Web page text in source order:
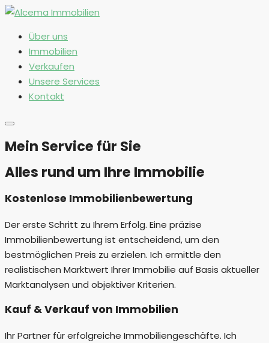
Über uns
Immobilien
Verkaufen
Unsere Services
Kontakt
Mein Service für Sie
Alles rund um Ihre Immobilie
Kostenlose Immobilienbewertung
Der erste Schritt zu Ihrem Erfolg. Eine präzise
Immobilienbewertung ist entscheidend, um den
bestmöglichen Preis zu erzielen. Ich ermittle den
realistischen Marktwert Ihrer Immobilie auf Basis aktueller
Marktanalysen und objektiver Kriterien.
Kauf & Verkauf von Immobilien
Ihr Partner für erfolgreiche Immobiliengeschäfte. Ich